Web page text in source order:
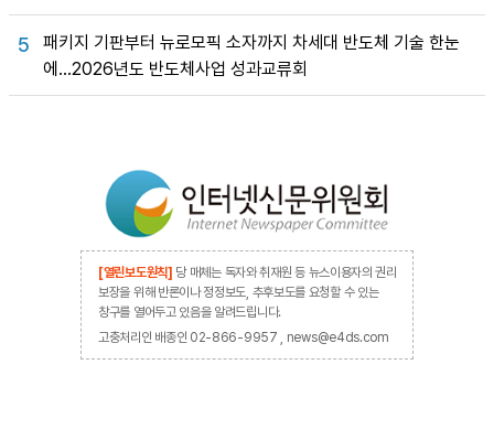
5
패키지 기판부터 뉴로모픽 소자까지 차세대 반도체 기술 한눈
에…2026년도 반도체사업 성과교류회
[열린보도원칙] 당 매체는 독자와 취재원 등 뉴스이용자의 권리
보장을 위해 반론이나 정정보도, 추후보도를 요청할 수 있는
창구를 열어두고 있음을 알려드립니다.
고충처리인 배종인 02-866-9957 , news@e4ds.com